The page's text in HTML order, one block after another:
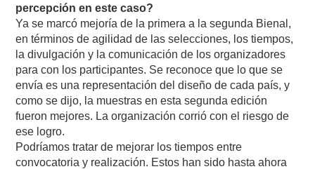
percepción en este caso?
Ya se marcó mejoría de la primera a la segunda Bienal,
en términos de agilidad de las selecciones, los tiempos,
la divulgación y la comunicación de los organizadores
para con los participantes. Se reconoce que lo que se
envía es una representación del diseño de cada país, y
como se dijo, la muestras en esta segunda edición
fueron mejores. La organización corrió con el riesgo de
ese logro.
Podríamos tratar de mejorar los tiempos entre
convocatoria y realización. Estos han sido hasta ahora